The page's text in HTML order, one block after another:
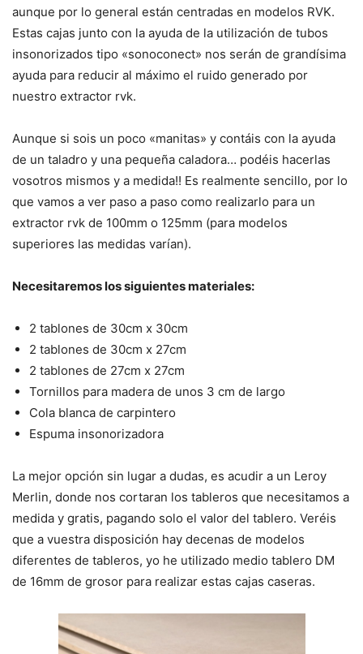
aunque por lo general están centradas en modelos RVK.
Estas cajas junto con la ayuda de la utilización de tubos
insonorizados tipo «sonoconect» nos serán de grandísima
ayuda para reducir al máximo el ruido generado por
nuestro extractor rvk.
Aunque si sois un poco «manitas» y contáis con la ayuda
de un taladro y una pequeña caladora… podéis hacerlas
vosotros mismos y a medida!! Es realmente sencillo, por lo
que vamos a ver paso a paso como realizarlo para un
extractor rvk de 100mm o 125mm (para modelos
superiores las medidas varían).
Necesitaremos los siguientes materiales:
2 tablones de 30cm x 30cm
2 tablones de 30cm x 27cm
2 tablones de 27cm x 27cm
Tornillos para madera de unos 3 cm de largo
Cola blanca de carpintero
Espuma insonorizadora
La mejor opción sin lugar a dudas, es acudir a un Leroy
Merlin, donde nos cortaran los tableros que necesitamos a
medida y gratis, pagando solo el valor del tablero. Veréis
que a vuestra disposición hay decenas de modelos
diferentes de tableros, yo he utilizado medio tablero DM
de 16mm de grosor para realizar estas cajas caseras.